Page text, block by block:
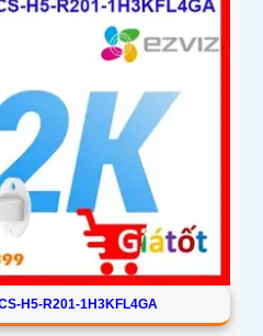
H5-R201-1H3KFL4GA